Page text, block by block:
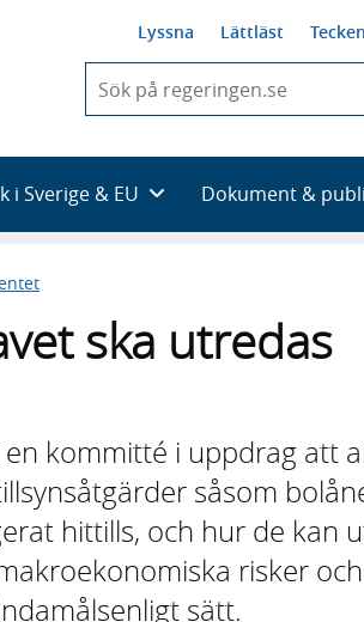
Lyssna Lättläst
du
skriva
framträder
en
i Sverige & EU Dokument &
ska utredas
kommitté i uppdrag att
såsom
hittills, och hur de kan
risker och
sätt.